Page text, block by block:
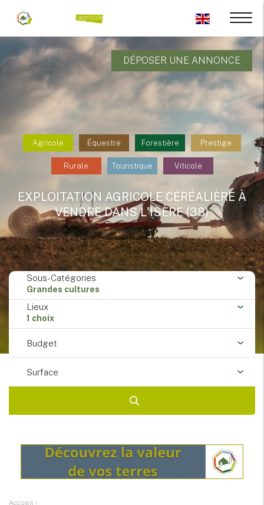
DÉPOSER UNE ANNONCE
Agricole Équestre Forestière Prestige
Rurale Touristique Viticole
EXPLOITATION AGRICOLE CÉRÉALIÈRE À
VENDRE DANS L'ISÈRE (38)
Sous-Catégories
Grandes cultures
Lieux
1 choix
Budget
Surface
Accueil ›